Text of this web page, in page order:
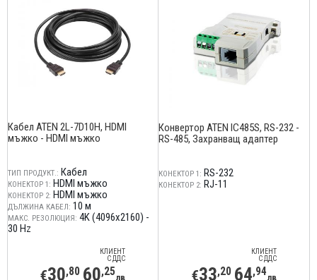
Кабел ATEN 2L-7D10H, HDMI
мъжко - HDMI мъжко
ТИП ПРОДУКТ.: Кабел
КОНЕКТОР 1: HDMI мъжко
КОНЕКТОР 2: HDMI мъжко
ДЪЛЖИНА КАБЕЛ: 10 м
МАКС. РЕЗОЛЮЦИЯ: 4K (4096x2160) -
30 Hz
КЛИЕНТ
С ДДС
€30,80 60,25лв
Конвертор ATEN IC485S, RS-232 -
RS-485, Захранващ адаптер
КОНЕКТОР 1: RS-232
КОНЕКТОР 2: RJ-11
КЛИЕНТ
С ДДС
€33,20 64,94лв